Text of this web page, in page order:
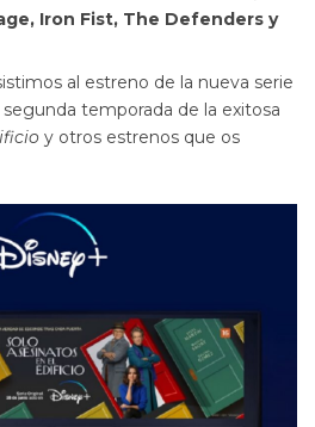
Iron Fist, The Defenders y
al estreno de la nueva serie
segunda temporada de la exitosa
y otros estrenos que os